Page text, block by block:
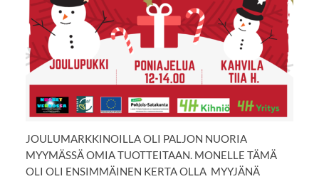
JOULUMARKKINOILLA OLI PALJON NUORIA
MYYMÄSSÄ OMIA TUOTTEITAAN. MONELLE TÄMÄ
OLI OLI ENSIMMÄINEN KERTA OLLA MYYJÄNÄ